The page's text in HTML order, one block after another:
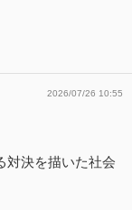
2026/07/26 10:55
対決を描いた社会